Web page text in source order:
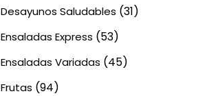
Desayunos Saludables (31)
Ensaladas Express (53)
Ensaladas Variadas (45)
Frutas (94)